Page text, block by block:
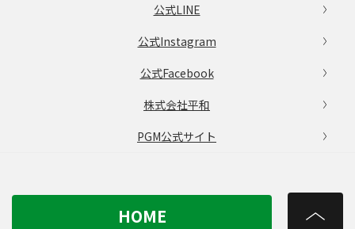
公式LINE
公式Instagram
公式Facebook
株式会社平和
PGM公式サイト
HOME